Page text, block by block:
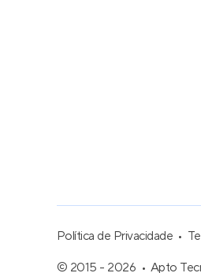
Política de Privacidade
© 2015 - 2026
Apto